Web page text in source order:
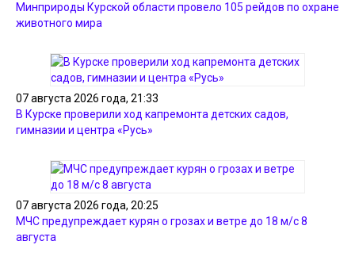
Минприроды Курской области провело 105 рейдов по охране
животного мира
07 августа 2026 года, 21:33
В Курске проверили ход капремонта детских садов,
гимназии и центра «Русь»
07 августа 2026 года, 20:25
МЧС предупреждает курян о грозах и ветре до 18 м/с 8
августа